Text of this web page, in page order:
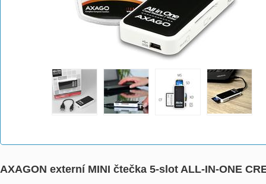
AXAGON externí MINI čtečka 5-slot ALL-IN-ONE